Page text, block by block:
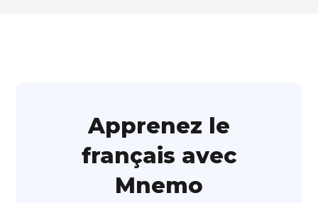
Apprenez le
français avec
Mnemo